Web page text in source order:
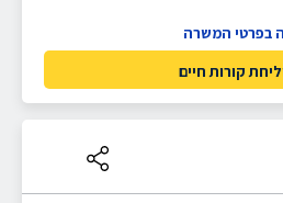
בפרטי המשרה
קורות חיים